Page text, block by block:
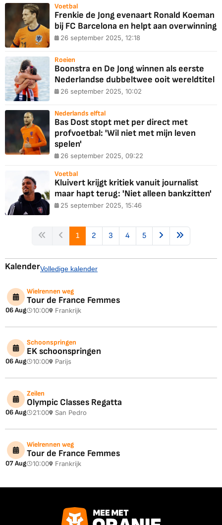
Voetbal
Frenkie de Jong evenaart Ronald Koeman
bij FC Barcelona en helpt aan overwinning
26 september 2025, 12:18
Roeien
Boonstra en De Jong winnen als eerste
Nederlandse dubbeltwee ooit wereldtitel
26 september 2025, 10:02
Nederlands elftal
Bas Dost stopt met per direct met
profvoetbal: 'Wil niet met mijn leven
spelen'
26 september 2025, 09:22
Voetbal
Kluivert krijgt kritiek vanuit journalist
maar hapt terug: 'Niet alleen bankzitten'
25 september 2025, 15:46
1 2 3 4 5
KalenderVolledige kalender
06 Aug
Wielrennen weg
Tour de France Femmes
10:00 Frankrijk
06 Aug
Schoonspringen
EK schoonspringen
10:00 Parijs
06 Aug
Zeilen
Olympic Classes Regatta
21:00 San Pedro
07 Aug
Wielrennen weg
Tour de France Femmes
10:00 Frankrijk